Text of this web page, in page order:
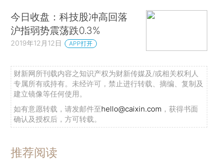
今日收盘：科技股冲高回落
沪指弱势震荡跌0.3%
2019年12月12日 APP打开
财新网所刊载内容之知识产权为财新传媒及/或相关权利人
专属所有或持有。未经许可，禁止进行转载、摘编、复制及
建立镜像等任何使用。
如有意愿转载，请发邮件至hello@caixin.com ，获得书面
确认及授权后，方可转载。
推荐阅读